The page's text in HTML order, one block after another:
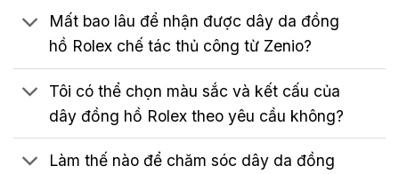
Mất bao lâu để nhận được dây da đồng
hồ Rolex chế tác thủ công từ Zenio?
Tôi có thể chọn màu sắc và kết cấu của
dây đồng hồ Rolex theo yêu cầu không?
Làm thế nào để chăm sóc dây da đồng